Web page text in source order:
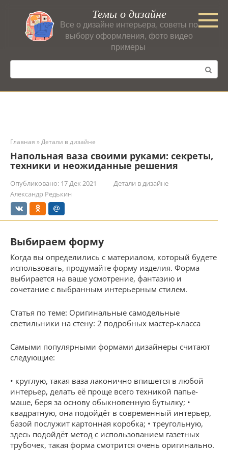
контенту
Темы о дизайне
Все о дизайне интерьера, советы по
выбору оформления, фото видео
примеры
Поиск:
Главная »Детали в дизайне
Напольная ваза своими руками: секреты,
техники и неожиданные решения
Опубликовано: 17 Дек 2021
Детали в дизайне
Александр Редькин
Выбираем форму
Когда вы определились с материалом, который будете
использовать, продумайте форму изделия. Форма
выбирается на ваше усмотрение, фантазию и
сочетание с выбранным интерьерным стилем.
Статья по теме: Оригинальные самодельные
светильники на стену: 2 подробных мастер-класса
Самыми популярными формами дизайнеры считают
следующие:
• круглую, такая ваза лаконично впишется в любой
интерьер, делать её проще всего техникой папье-
маше, беря за основу обыкновенную бутылку; •
квадратную, она подойдёт в современный интерьер,
базой послужит картонная коробка; • треугольную,
здесь подойдёт метод с использованием газетных
трубочек, такая форма смотрится очень оригинально.